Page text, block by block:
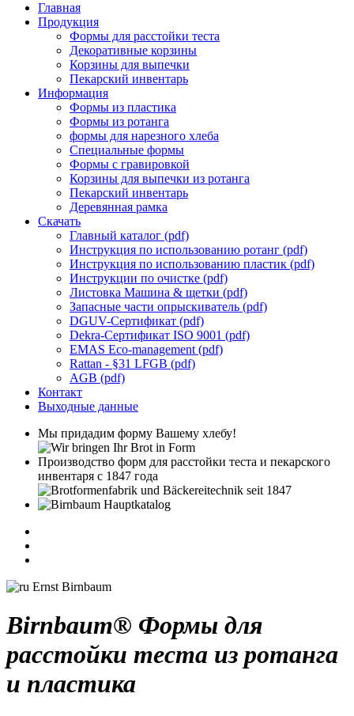
Главная
Продукция
Формы для расстойки теста
Декоративные корзины
Корзины для выпечки
Пекарский инвентарь
Информация
Формы из пластика
Формы из ротанга
формы для нарезного хлеба
Специальные формы
Формы с гравировкой
Корзины для выпечки из ротанга
Пекарский инвентарь
Деревянная рамка
Скачать
Главный каталог (pdf)
Инструкция по использованию ротанг (pdf)
Инструкция по использованию пластик (pdf)
Инструкции по очистке (pdf)
Листовка Машина & щетки (pdf)
Запасные части oпрыскиватель (pdf)
DGUV-Cертификат (pdf)
Dekra-Cертификат ISO 9001 (pdf)
EMAS Eco-management (pdf)
Rattan - §31 LFGB (pdf)
AGB (pdf)
Контакт
Выходные данные
Мы придадим форму Вашему хлебу!
Производство форм для расстойки теста и пекарского
инвентаря с 1847 года
Birnbaum® Формы для
расстойки теста из ротанга
и пластика